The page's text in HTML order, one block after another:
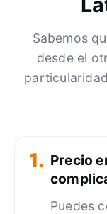
Sabemos
desde el
1. Precio
Puedes